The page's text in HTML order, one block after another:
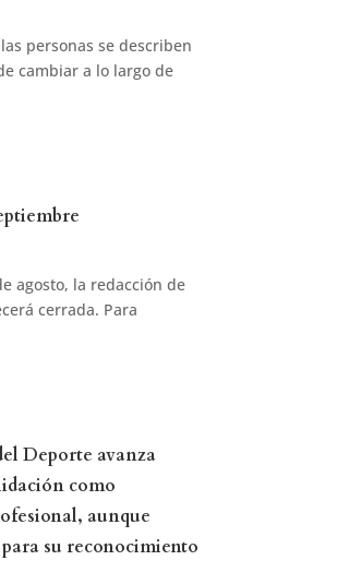
personas se describen
cambiar a lo largo de
agosto, la redacción de
cerrada. Para
Deporte avanza
como
aunque
su reconocimiento